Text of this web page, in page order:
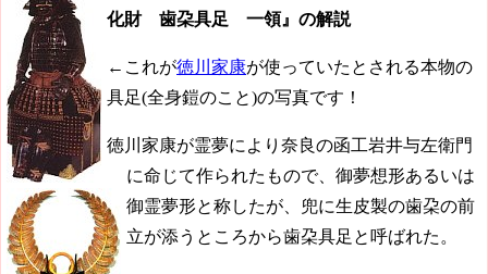
化財 歯朶具足 一領』の解説
←これが徳川家康が使っていたとされる本物の
具足(全身鎧のこと)の写真です！
徳川家康が霊夢により奈良の函工岩井与左衛門
に命じて作られたもので、御夢想形あるいは
御霊夢形と称したが、兜に生皮製の歯朶の前
立が添うところから歯朶具足と呼ばれた。